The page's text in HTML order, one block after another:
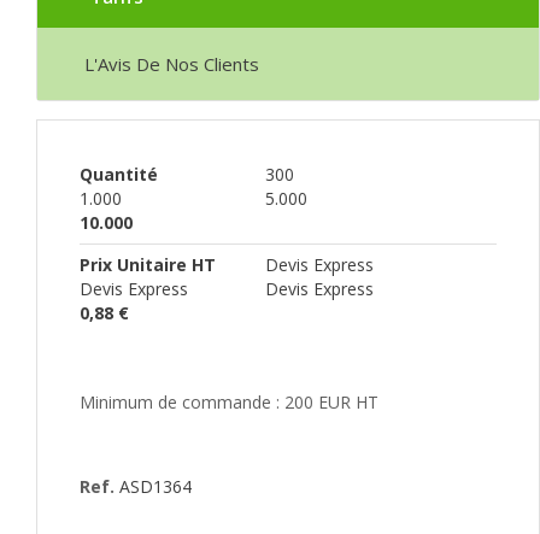
L'Avis De Nos Clients
Quantité
300
1.000
5.000
10.000
Prix Unitaire HT
Devis Express
Devis Express
Devis Express
0,88 €
Minimum de commande : 200 EUR HT
Ref. ASD1364